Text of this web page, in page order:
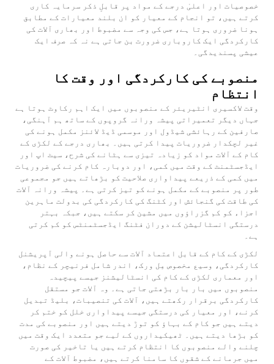
خصوصیات اور اعلیٰ درجے کے مواد پر قابلِ ذکر سرمایہ کاری
کرتے ہیں، تو انجام کے معیار کو ان بلند معیارات کے مطابق
ہونا ضروری ہوتا ہے، جس کی وجہ سے مضبوط اور بھاری آلات کی
کارکردگی ایک کاروباری ضرورت بن جاتی ہے نہ کہ صرف ایک
عیشی پسندیدگی۔
منصوبے کی کارکردگی اور وقت کا
انتظام
وقت لاکسیری انٹیریئر کے منصوبوں میں ایک اہم رکاوٹ ہوتا ہے
جہاں دیگر تعمیراتی پیشہ ورانہ گروپوں کے ساتھ ہم آہنگی،
صارفین کے رہائشی شیڈول اور موسمی ڈیڈ لائنز مکمل ہونے کی
غیر لچکدار ضروریات پیدا کرتی ہیں۔ بھاری درجے کے لکڑی کے
کام کے آلات مواد کو زیادہ تیزی سے ہٹانے کی شرح، سیٹ اپ اور
ایڈجسٹمنٹ کے وقت میں کمی، اور دوبارہ کام کرنے کی ضروریات
میں کمی کے ذریعے پیداواری صلاحیت کو بڑھاتے ہیں جو مجموعی
طور پر منصوبے کے مکمل ہونے کو تیز کرتی ہے۔ پیشہ ورانہ آلات
کی طاقت کی گنجائش اور کٹنگ کی کارکردگی کی بدولت ماہرین
اجزاء کو کم گزراؤوں میں مشین کر سکتے ہیں، جبکہ بہتر
درستگی انسٹالیشن کے دوران فٹنگ ایڈجسٹمنٹس کو کم کرتی
ہے۔
لکڑی کے کام کے قابل اعتماد آلات سے حاصل ہونے والی آپریشنل
کارکردگی، وسیع مخصوص مِل ورک، اندر شامل فرنیچر کے نظام،
اور معماری لکڑی کے کام کی انسٹالیشنز جیسے پیچیدہ
منصوبوں میں بار بار بڑھتی جاتی ہے۔ وہ آلات جو مستقل
کارکردگی برقرار رکھتے ہیں، آلات کی تنصیبات، بلیڈ تبدیل
کرنے، اور معیار کی درستگی جیسے پیداواری خلل کو ختم کر
دیتے ہیں جو کام کے بہاؤ کو توڑ دیتے ہیں اور منصوبے کی مدت
کو بڑھا دیتے ہیں۔ ٹھیکیداروں کے لیے جو متعدد ایک وقت میں
چلنے والے منصوبوں کا انتظام کرتے ہیں یا تاخیر کی صورت
میں جرمانے کے شقوں کا سامنا کرتے ہیں، مضبوط آلات کے